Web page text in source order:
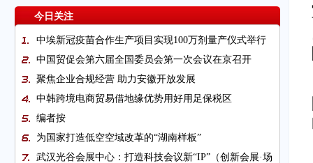
今日关注
中埃新冠疫苗合作生产项目实现100万剂量产仪式举行
中国贸促会第六届全国委员会第一次会议在京召开
聚焦企业合规经营 助力安徽开放发展
中韩跨境电商贸易借地缘优势用好用足保税区
编者按
为国家打造低空空域改革的“湖南样板”
武汉光谷会展中心：打造科技会议新“IP”（创新会展·场